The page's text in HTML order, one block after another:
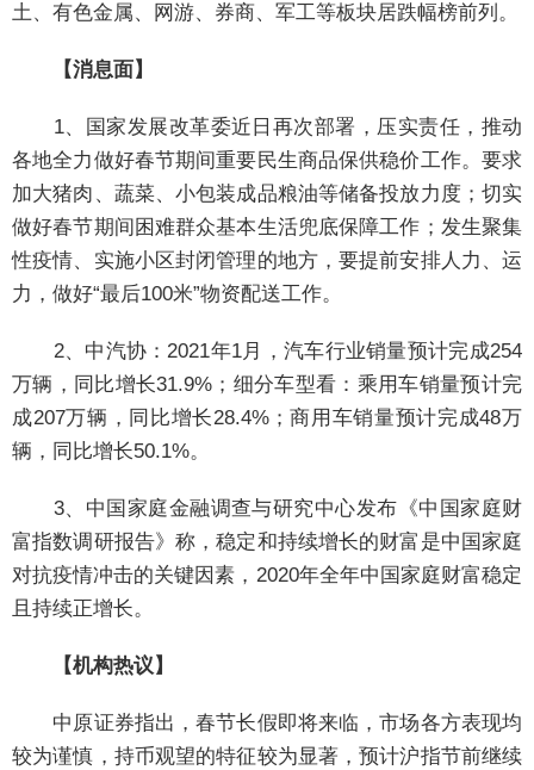
土、有色金属、网游、券商、军工等板块居跌幅榜前列。
【消息面】
1、国家发展改革委近日再次部署，压实责任，推动
各地全力做好春节期间重要民生商品保供稳价工作。要求
加大猪肉、蔬菜、小包装成品粮油等储备投放力度；切实
做好春节期间困难群众基本生活兜底保障工作；发生聚集
性疫情、实施小区封闭管理的地方，要提前安排人力、运
力，做好“最后100米”物资配送工作。
2、中汽协：2021年1月，汽车行业销量预计完成254
万辆，同比增长31.9%；细分车型看：乘用车销量预计完
成207万辆，同比增长28.4%；商用车销量预计完成48万
辆，同比增长50.1%。
3、中国家庭金融调查与研究中心发布《中国家庭财
富指数调研报告》称，稳定和持续增长的财富是中国家庭
对抗疫情冲击的关键因素，2020年全年中国家庭财富稳定
且持续正增长。
【机构热议】
中原证券指出，春节长假即将来临，市场各方表现均
较为谨慎，持币观望的特征较为显著，预计沪指节前继续